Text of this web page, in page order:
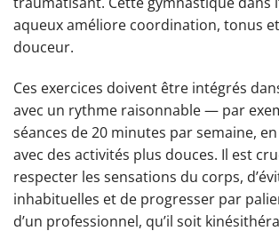
aqueux améliore coordination, tonus
douceur.
Ces exercices doivent être intégrés
avec un rythme raisonnable — par
séances de 20 minutes par semaine,
avec des activités plus douces. Il est
respecter les sensations du corps,
inhabituelles et de progresser par
d’un professionnel, qu’il soit